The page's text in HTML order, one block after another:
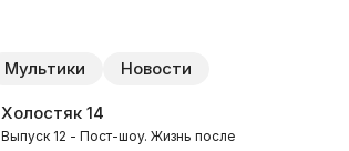
Мультики Новости
Холостяк14
Выпуск 12 - Пост-шоу. Жизнь после